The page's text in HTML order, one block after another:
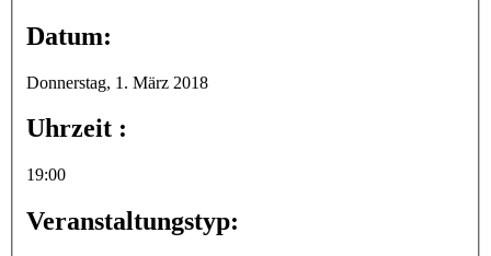
Datum:
Donnerstag, 1. März 2018
Uhrzeit :
19:00
Veranstaltungstyp: